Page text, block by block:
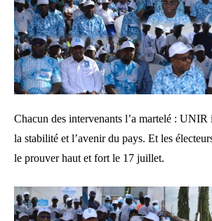
Chacun des intervenants l’a martelé : UNIR
la stabilité et l’avenir du pays. Et les
le prouver haut et fort le 17 juillet.